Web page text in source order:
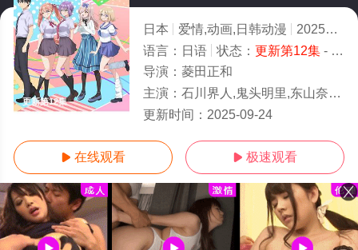
更新第12集
日本 爱情,动画,日韩动漫 2025
6.0
语言： 日语 状态： 更新第12集- 免费在线观看
导演： 菱田正和
主演： 石川界人,鬼头明里,东山奈央,小原好美,羊宫妃那,木村良平,日笠阳子,森川智之,有贺由树子
更新时间： 2025-09-24
 在线观看  极速观看